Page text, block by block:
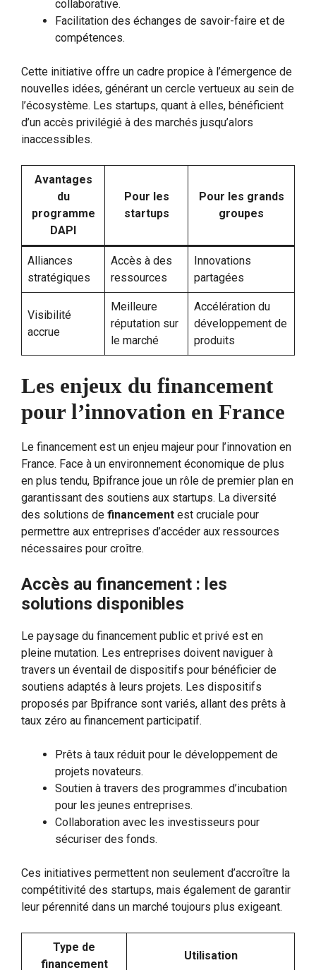
collaborative.
Facilitation des échanges de savoir-faire et de
compétences.
Cette initiative offre un cadre propice à l’émergence de
nouvelles idées, générant un cercle vertueux au sein de
l’écosystème. Les startups, quant à elles, bénéficient
d’un accès privilégié à des marchés jusqu’alors
inaccessibles.
Avantages
du
programme
DAPI
Pour les
startups
Pour les grands
groupes
Alliances
stratégiques
Accès à des
ressources
Innovations
partagées
Visibilité
accrue
Meilleure
réputation sur
le marché
Accélération du
développement de
produits
Les enjeux du financement
pour l’innovation en France
Le financement est un enjeu majeur pour l’innovation en
France. Face à un environnement économique de plus
en plus tendu, Bpifrance joue un rôle de premier plan en
garantissant des soutiens aux startups. La diversité
des solutions de financement est cruciale pour
permettre aux entreprises d’accéder aux ressources
nécessaires pour croître.
Accès au financement : les
solutions disponibles
Le paysage du financement public et privé est en
pleine mutation. Les entreprises doivent naviguer à
travers un éventail de dispositifs pour bénéficier de
soutiens adaptés à leurs projets. Les dispositifs
proposés par Bpifrance sont variés, allant des prêts à
taux zéro au financement participatif.
Prêts à taux réduit pour le développement de
projets novateurs.
Soutien à travers des programmes d’incubation
pour les jeunes entreprises.
Collaboration avec les investisseurs pour
sécuriser des fonds.
Ces initiatives permettent non seulement d’accroître la
compétitivité des startups, mais également de garantir
leur pérennité dans un marché toujours plus exigeant.
Type de
financement
Utilisation